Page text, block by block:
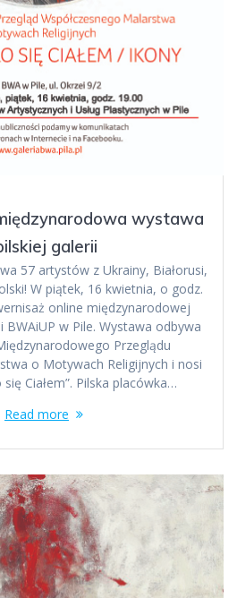
wystawa
galerii
57 artystów z Ukrainy, Białorusi,
W piątek, 16 kwietnia, o godz.
online międzynarodowej
w Pile. Wystawa odbywa
Przeglądu
o Motywach Religijnych i nosi
się Ciałem”. Pilska placówka…
Read more